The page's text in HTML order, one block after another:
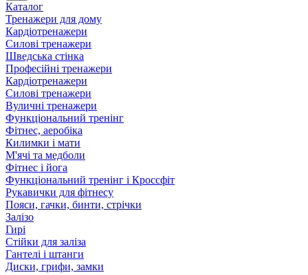
Каталог
Тренажери для дому
Кардіотренажери
Силові тренажери
Шведська стінка
Професійні тренажери
Кардіотренажери
Силові тренажери
Вуличні тренажери
Функціональний тренінг
Фітнес, аеробіка
Килимки і мати
М'ячі та медболи
Фітнес і йога
Функціональний тренінг і Кроссфіт
Рукавички для фітнесу
Пояси, гачки, бинти, стрічки
Залізо
Гирі
Стійки для заліза
Гантелі і штанги
Диски, грифи, замки